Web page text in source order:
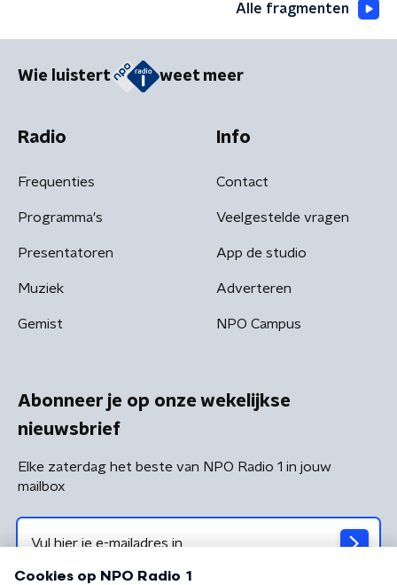
Alle fragmenten
Wie luistert weet meer
Radio
Frequenties
Programma's
Presentatoren
Muziek
Gemist
Info
Contact
Veelgestelde vragen
App de studio
Adverteren
NPO Campus
Abonneer je op onze wekelijkse
nieuwsbrief
Elke zaterdag het beste van NPO Radio 1 in jouw
mailbox